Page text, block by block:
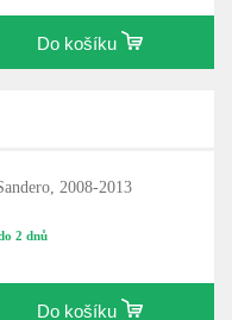
Do košíku
2008-2013
2 dnů
Do košíku